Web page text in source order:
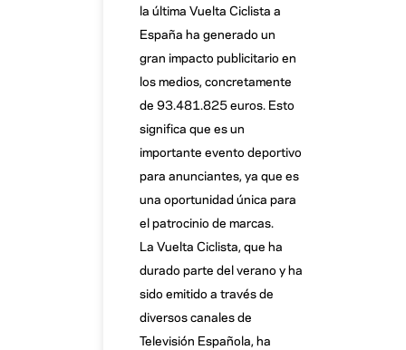
la última Vuelta Ciclista a
España ha generado un
gran impacto publicitario en
los medios, concretamente
de 93.481.825 euros. Esto
significa que es un
importante evento deportivo
para anunciantes, ya que es
una oportunidad única para
el patrocinio de marcas.
La Vuelta Ciclista, que ha
durado parte del verano y ha
sido emitido a través de
diversos canales de
Televisión Española, ha